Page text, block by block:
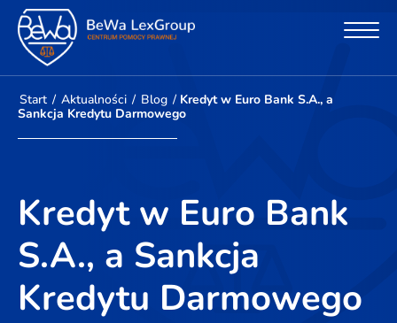
Start / Aktualności / Blog / Kredyt w Euro Bank S.A., a
Sankcja Kredytu Darmowego
Kredyt w Euro Bank
S.A., a Sankcja
Kredytu Darmowego